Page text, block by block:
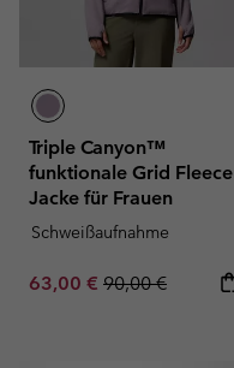
Triple Canyon™
funktionale Grid Fleece
Jacke für Frauen
Schweißaufnahme
Sale price:
63,00 € Regular price:
90,00 €